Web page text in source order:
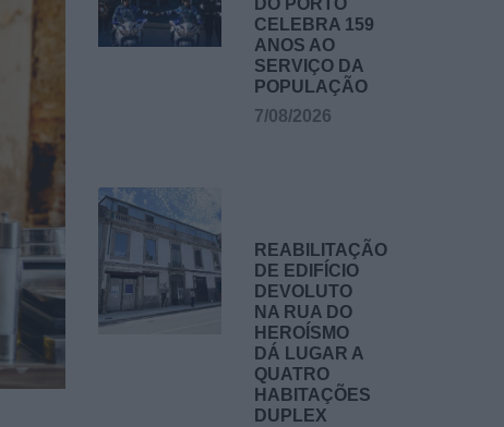
DO PORTO
CELEBRA 159
ANOS AO
SERVIÇO DA
POPULAÇÃO
7/08/2026
REABILITAÇÃO
DE EDIFÍCIO
DEVOLUTO
NA RUA DO
HEROÍSMO
DÁ LUGAR A
QUATRO
HABITAÇÕES
DUPLEX